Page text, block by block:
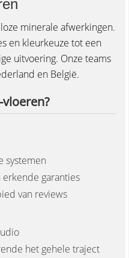
minerale afwerkingen.
en kleurkeuze tot een
uitvoering. Onze teams
en België.
systemen
garanties
van reviews
het gehele traject